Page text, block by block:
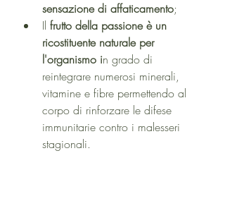
sensazione di affaticamento;
Il frutto della passione è un
ricostituente naturale per
l'organismo in grado di
reintegrare numerosi minerali,
vitamine e fibre permettendo al
corpo di rinforzare le difese
immunitarie contro i malesseri
stagionali.